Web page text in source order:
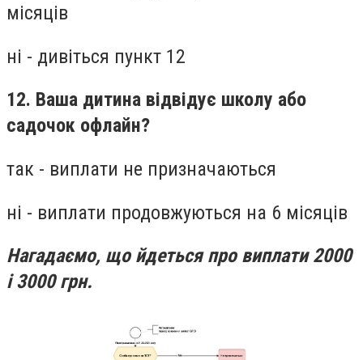
місяців
ні - дивіться пункт 12
12. Ваша дитина відвідує школу або
садочок офлайн?
так - виплати не призначаються
ні - виплати продовжуються на 6 місяців
Нагадаємо, що йдеться про виплати 2000
і 3000 грн.